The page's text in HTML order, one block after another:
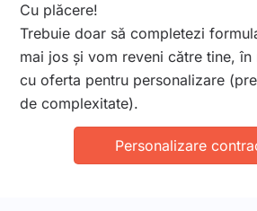
Cu plăcere!
Trebuie doar să completezi
mai jos și vom reveni către tine, în
cu oferta pentru personalizare
de complexitate).
Personalizare